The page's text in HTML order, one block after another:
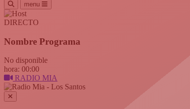
menu
DIRECTO
Nombre Programa
No disponible
hora: 00:00
RADIO MIA